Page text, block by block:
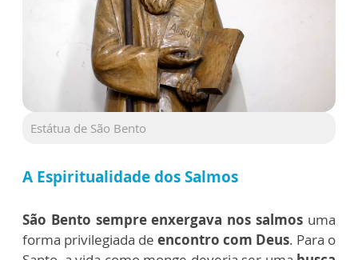
Estátua de São Bento
A Espiritualidade dos Salmos
São Bento sempre enxergava nos salmos uma
forma privilegiada de encontro com Deus. Para o